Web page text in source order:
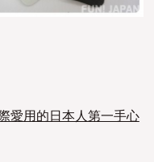
愛用的日本人第一手心